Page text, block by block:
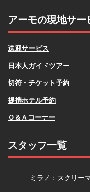
アーモの現地サー
送迎サービス
日本人ガイドツアー
切符・チケット予約
提携ホテル予約
Ｑ＆Ａコーナー
スタッフ一覧
スクリーマ
ミラノ：スクリー